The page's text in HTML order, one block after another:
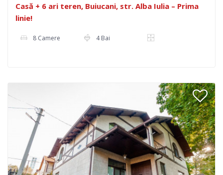
Casă + 6 ari teren, Buiucani, str. Alba Iulia – Prima
linie!
8 Camere 4 Bai